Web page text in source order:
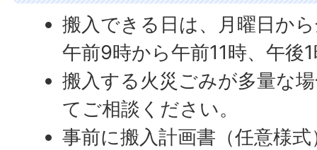
搬入できる日は、月曜日か
午前9時から午前11時、午後
搬入する火災ごみが多量な
てご相談ください。
事前に搬入計画書（任意様